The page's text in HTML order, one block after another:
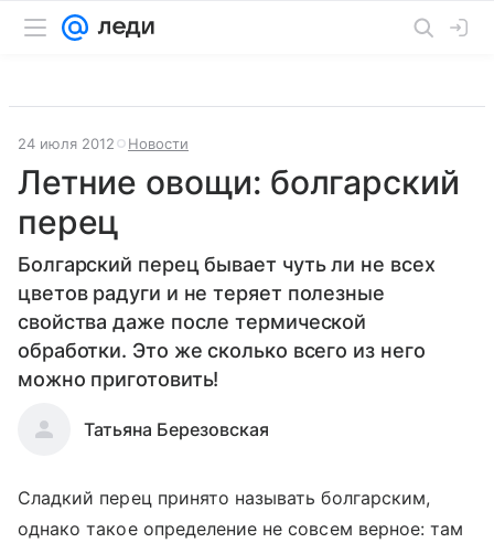
24 июля 2012 Новости
Летние овощи: болгарский
перец
Болгарский перец бывает чуть ли не всех
цветов радуги и не теряет полезные
свойства даже после термической
обработки. Это же сколько всего из него
можно приготовить!
Татьяна Березовская
Сладкий перец принято называть болгарским,
однако такое определение не совсем верное: там